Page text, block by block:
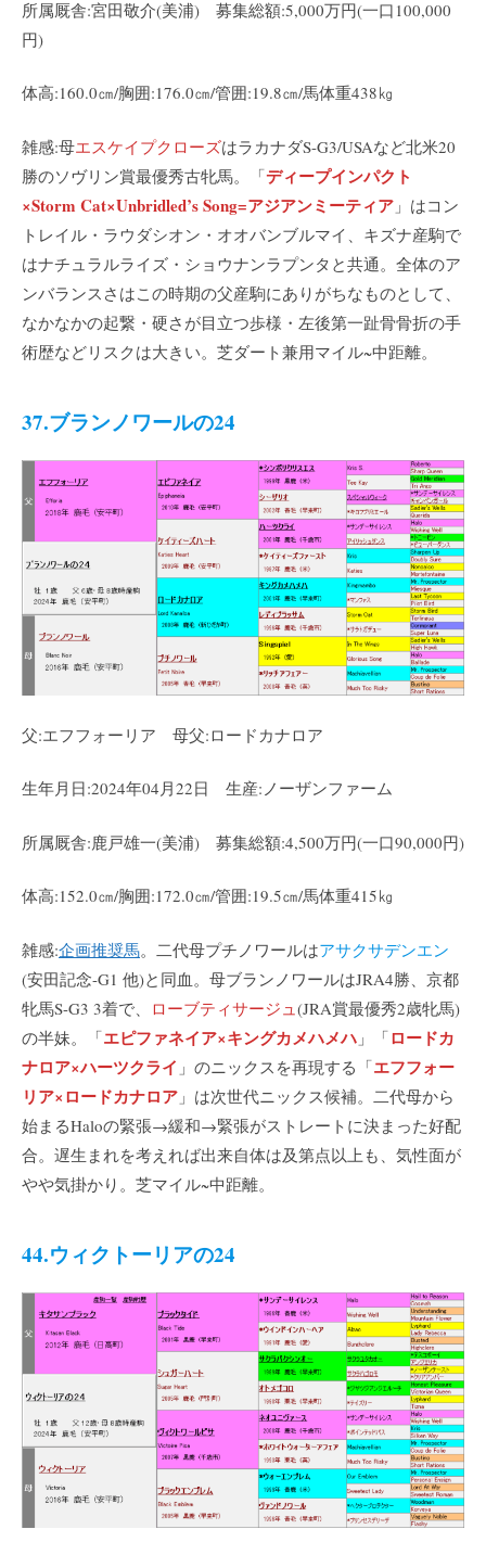
所属厩舎:宮田敬介(美浦) 募集総額:5,000万円(一口100,000
円)
体高:160.0㎝/胸囲:176.0㎝/管囲:19.8㎝/馬体重438㎏
雑感:母エスケイプクローズはラカナダS-G3/USAなど北米20
勝のソヴリン賞最優秀古牝馬。「ディープインパクト
×Storm Cat×Unbridled’s Song=アジアンミーティア 」はコン
トレイル・ラウダシオン・オオバンブルマイ、キズナ産駒で
はナチュラルライズ・ショウナンラプンタと共通。全体のア
ンバランスさはこの時期の父産駒にありがちなものとして、
なかなかの起繋・硬さが目立つ歩様・左後第一趾骨骨折の手
術歴などリスクは大きい。芝ダート兼用マイル~中距離。
37.ブランノワールの24
父:エフフォーリア 母父:ロードカナロア
生年月日:2024年04月22日 生産:ノーザンファーム
所属厩舎:鹿戸雄一(美浦) 募集総額:4,500万円(一口90,000円)
体高:152.0㎝/胸囲:172.0㎝/管囲:19.5㎝/馬体重415㎏
雑感:企画推奨馬。二代母プチノワールはアサクサデンエン
(安田記念-G1 他)と同血。母ブランノワールはJRA4勝、京都
牝馬S-G3 3着で、 ローブティサージュ (JRA賞最優秀2歳牝馬)
の半妹。「エピファネイア×キングカメハメハ 」「ロードカ
ナロア×ハーツクライ 」のニックスを再現する「エフフォー
リア×ロードカナロア 」は次世代ニックス候補。二代母から
始まるHaloの緊張→緩和→緊張がストレートに決まった好配
合。遅生まれを考えれば出来自体は及第点以上も、気性面が
やや気掛かり。芝マイル~中距離。
44.ウィクトーリアの24